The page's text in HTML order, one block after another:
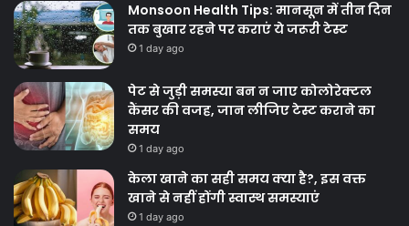
Monsoon Health Tips: मानसून में तीन दिन
तक बुखार रहने पर कराएं ये जरूरी टेस्ट
1 day ago
पेट से जुड़ी समस्या बन न जाए कोलोरेक्टल
कैंसर की वजह, जान लीजिए टेस्ट कराने का
समय
1 day ago
केला खाने का सही समय क्‍या है?, इस वक्त
खाने से नहीं होंगी स्वास्थ समस्याएं
1 day ago